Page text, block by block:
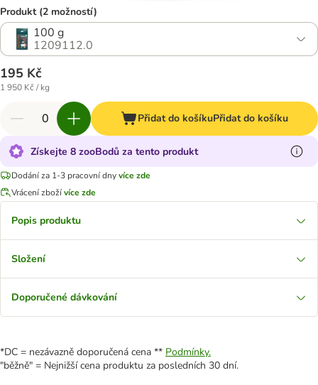
Produkt (2 možností)
100 g
1209112.0
195 Kč
1 950 Kč / kg
Přidat do košíkuPřidat do košíku
Získejte 8 zooBodů za tento produkt
Dodání za 1-3 pracovní dnyvíce zde
Vrácení zbožívíce zde
Popis produktu
Složení
Doporučené dávkování
*DC = nezávazně doporučená cena ** Podmínky.
"běžně" = Nejnižší cena produktu za posledních 30 dní.